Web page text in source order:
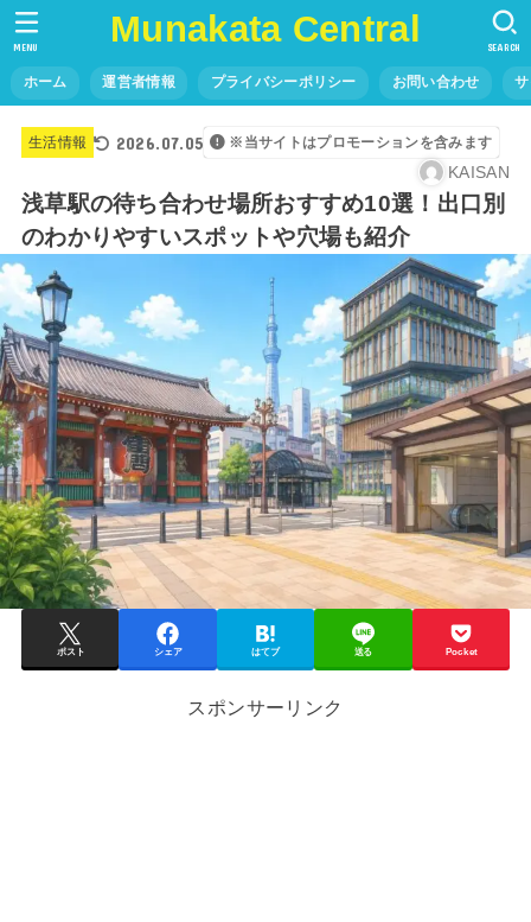
Munakata Central
ホーム 運営者情報 プライバシーポリシー お問い合わせ
SEARCH
MENU
生活情報 2026.07.05 ※当サイトはプロモーションを含みます
KAISAN
浅草駅の待ち合わせ場所おすすめ10選！出口別
のわかりやすいスポットや穴場も紹介
ポスト シェア はてブ 送る Pocket
スポンサーリンク